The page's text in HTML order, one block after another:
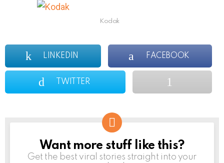
Kodak
LINKEDIN FACEBOOK
TWITTER
NEWSLETTER
Want more stuff like this?
Get the best viral stories straight into your